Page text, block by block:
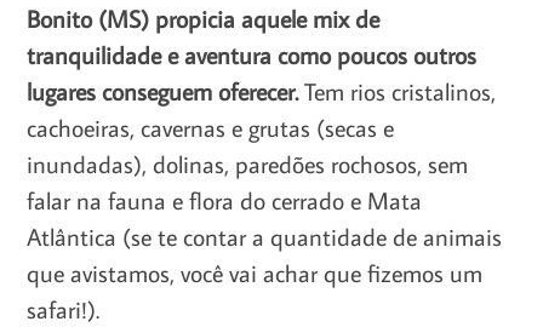
Bonito (MS) propicia aquele mix de
tranquilidade e aventura como poucos outros
lugares conseguem oferecer.Tem rios cristalinos,
cachoeiras, cavernas e grutas (secas e
inundadas), dolinas, paredões rochosos, sem
falar na fauna e flora do cerrado e Mata
Atlântica (se te contar a quantidade de animais
que avistamos, você vai achar que fizemos um
safari!).